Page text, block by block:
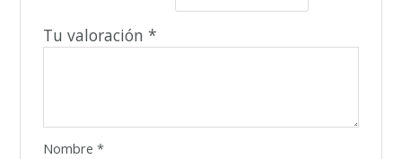
Tu valoración *
Nombre *